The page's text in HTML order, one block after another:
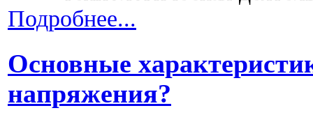
Подробнее...
Основные
напряжения?